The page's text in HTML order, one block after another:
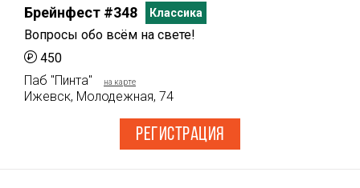
Брейнфест #348 Классика
Вопросы обо всём на свете!
450
Паб "Пинта"
на карте
Ижевск, Молодежная, 74
РЕГИСТРАЦИЯ